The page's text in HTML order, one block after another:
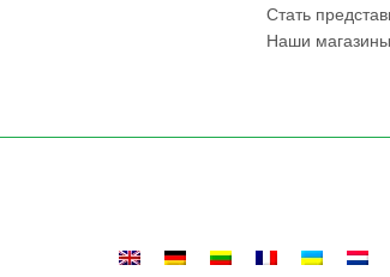
Стать
Наши магазины